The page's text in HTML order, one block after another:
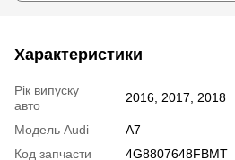
Характеристики
Рік випуску
авто
2016, 2017, 2018
Модель Audi
А7
Код запчасти
4G8807648FBMT